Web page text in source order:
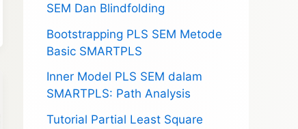
SEM Dan Blindfolding
Bootstrapping PLS SEM Metode
Basic SMARTPLS
Inner Model PLS SEM dalam
SMARTPLS: Path Analysis
Tutorial Partial Least Square